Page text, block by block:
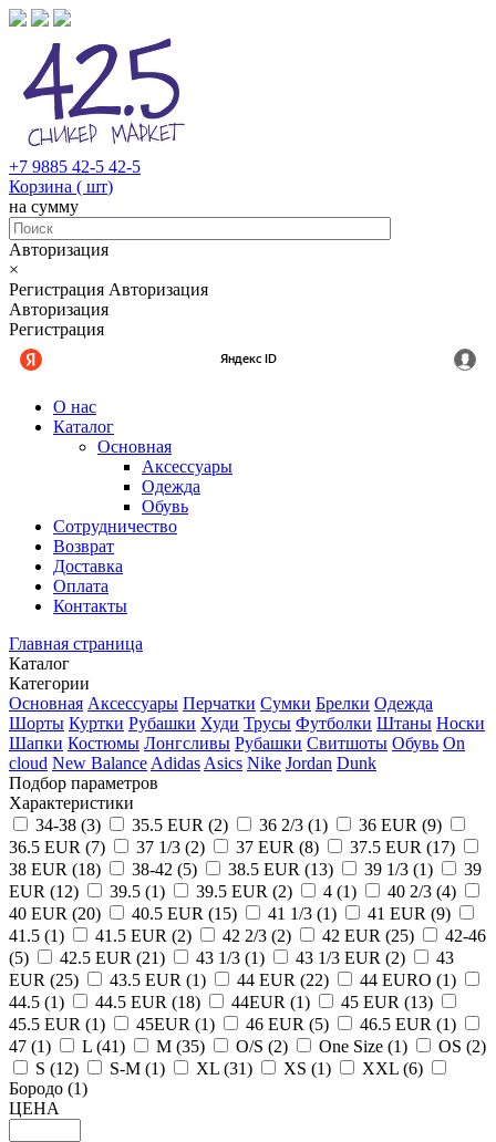
+7 9885 42-5 42-5
Корзина ( шт)
на сумму
Авторизация
×
Регистрация Авторизация
Авторизация
Регистрация
О нас
Каталог
Основная
Аксессуары
Одежда
Обувь
Сотрудничество
Возврат
Доставка
Оплата
Контакты
Главная страница
Каталог
Категории
Основная Аксессуары Перчатки Сумки Брелки Одежда
Шорты Куртки Рубашки Худи Трусы Футболки Штаны Носки
Шапки Костюмы Лонгсливы Рубашки Свитшоты Обувь On
cloud New Balance Adidas Asics Nike Jordan Dunk
Подбор параметров
Характеристики
34-38 (3) 35.5 EUR (2) 36 2/3 (1) 36 EUR (9)
36.5 EUR (7) 37 1/3 (2) 37 EUR (8) 37.5 EUR (17)
38 EUR (18) 38-42 (5) 38.5 EUR (13) 39 1/3 (1)
39
EUR (12) 39.5 (1) 39.5 EUR (2) 4 (1) 40 2/3 (4)
40 EUR (20) 40.5 EUR (15) 41 1/3 (1) 41 EUR (9)
41.5 (1) 41.5 EUR (2) 42 2/3 (2) 42 EUR (25)
42-46
(5) 42.5 EUR (21) 43 1/3 (1) 43 1/3 EUR (2)
43
EUR (25) 43.5 EUR (1) 44 EUR (22) 44 EURO (1)
44.5 (1) 44.5 EUR (18) 44EUR (1) 45 EUR (13)
45.5 EUR (1) 45EUR (1) 46 EUR (5) 46.5 EUR (1)
47 (1) L (41) M (35) O/S (2) One Size (1) OS (2)
S (12) S-M (1) XL (31) XS (1) XXL (6)
Бородо (1)
ЦЕНА